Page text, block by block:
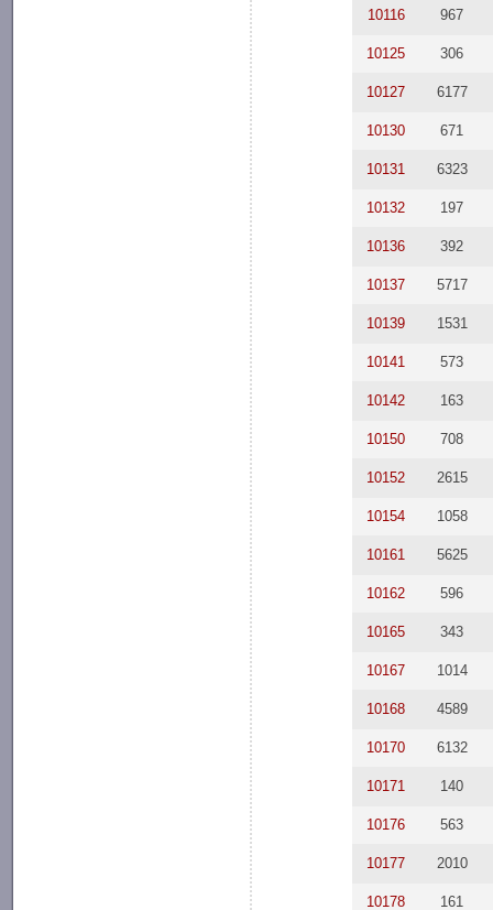
10116 967
10125 306
10127 6177
10130 671
10131 6323
10132 197
10136 392
10137 5717
10139 1531
10141 573
10142 163
10150 708
10152 2615
10154 1058
10161 5625
10162 596
10165 343
10167 1014
10168 4589
10170 6132
10171 140
10176 563
10177 2010
10178 161